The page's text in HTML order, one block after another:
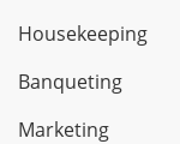
Housekeeping
Banqueting
Marketing